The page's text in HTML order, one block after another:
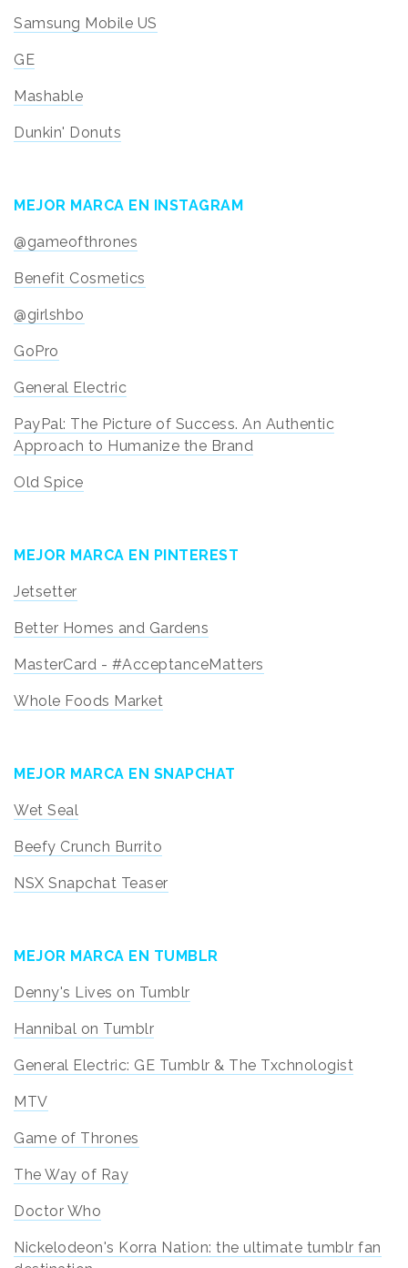
Samsung Mobile US
GE
Mashable
Dunkin' Donuts
MEJOR MARCA EN INSTAGRAM
@gameofthrones
Benefit Cosmetics
@girlshbo
GoPro
General Electric
PayPal: The Picture of Success. An Authentic
Approach to Humanize the Brand
Old Spice
MEJOR MARCA EN PINTEREST
Jetsetter
Better Homes and Gardens
MasterCard - #AcceptanceMatters
Whole Foods Market
MEJOR MARCA EN SNAPCHAT
Wet Seal
Beefy Crunch Burrito
NSX Snapchat Teaser
MEJOR MARCA EN TUMBLR
Denny's Lives on Tumblr
Hannibal on Tumblr
General Electric: GE Tumblr & The Txchnologist
MTV
Game of Thrones
The Way of Ray
Doctor Who
Nickelodeon's Korra Nation: the ultimate tumblr fan